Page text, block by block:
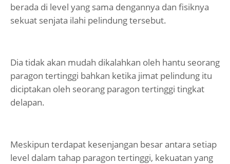
berada di level yang sama dengannya dan fisiknya
sekuat senjata ilahi pelindung tersebut.
Dia tidak akan mudah dikalahkan oleh hantu seorang
paragon tertinggi bahkan ketika jimat pelindung itu
diciptakan oleh seorang paragon tertinggi tingkat
delapan.
Meskipun terdapat kesenjangan besar antara setiap
level dalam tahap paragon tertinggi, kekuatan yang